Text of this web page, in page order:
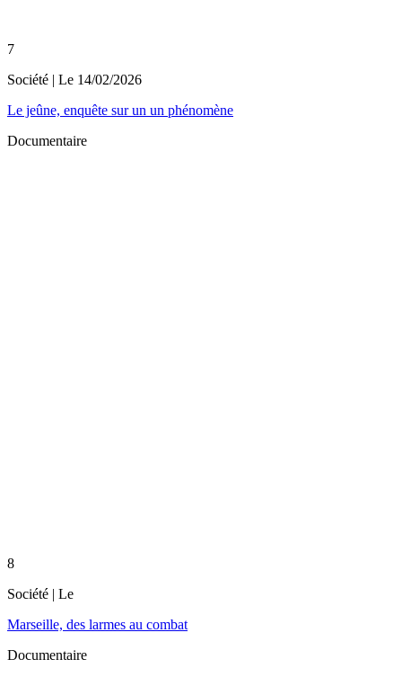
7
Société | Le 14/02/2026
Le jeûne, enquête sur un un phénomène
Documentaire
8
Société | Le
Marseille, des larmes au combat
Documentaire